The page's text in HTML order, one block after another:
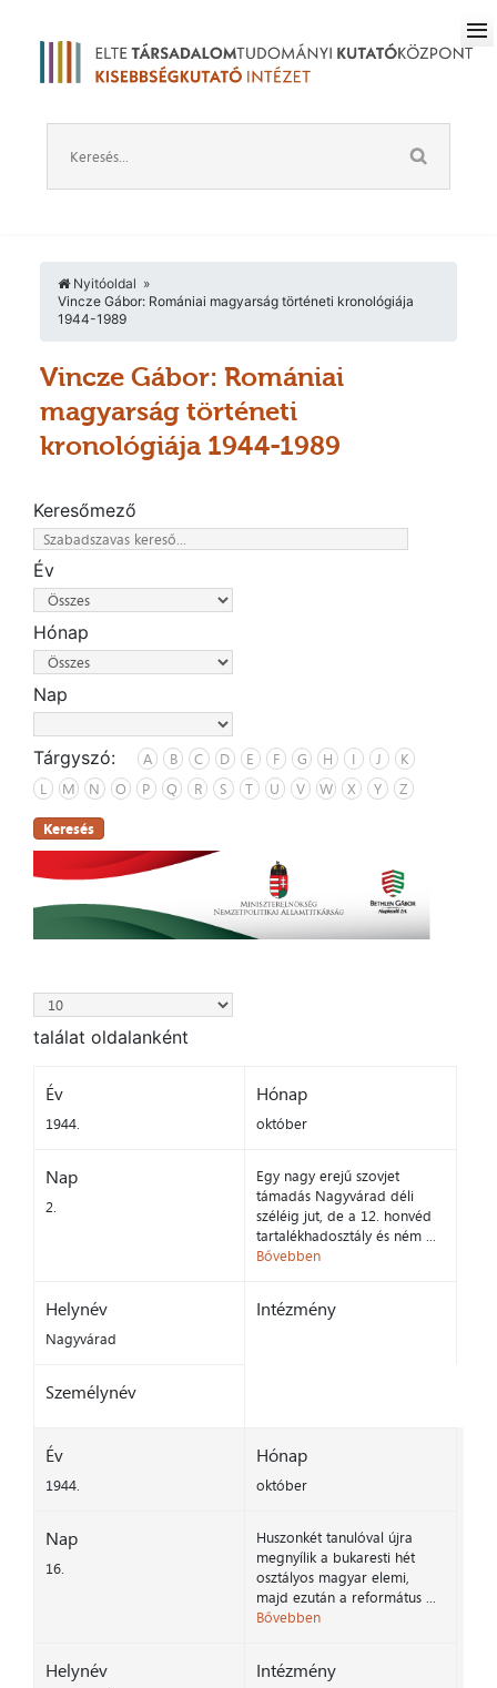
Nyitóoldal
Vincze Gábor: Romániai magyarság történeti kronológiája
1944-1989
Vincze Gábor: Romániai
magyarság történeti
kronológiája 1944-1989
Keresőmező
Év
Hónap
Nap
Tárgyszó: A B C D E F G H I J
K
L
M N O P Q R S T U V W X Y Z
Keresés
találat oldalanként
Év
1944.
Hónap
október
Nap
2.
Egy nagy erejű szovjet
támadás Nagyvárad déli
széléig jut, de a 12. honvéd
tartalékhadosztály és ném ...
Bővebben
Helynév
Nagyvárad
Intézmény
Személynév
Év
1944.
Hónap
október
Nap
16.
Huszonkét tanulóval újra
megnyílik a bukaresti hét
osztályos magyar elemi,
majd ezután a református ...
Bővebben
Helynév Intézmény